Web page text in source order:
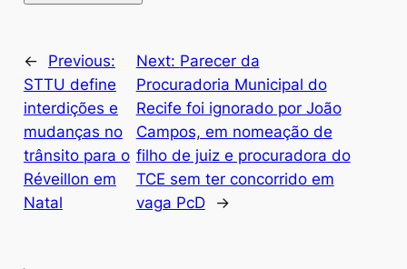
←
Previous:
STTU define
interdições e
mudanças no
trânsito para o
Réveillon em
Natal
Next: Parecer da
Procuradoria Municipal do
Recife foi ignorado por João
Campos, em nomeação de
filho de juiz e procuradora do
TCE sem ter concorrido em
vaga PcD
→